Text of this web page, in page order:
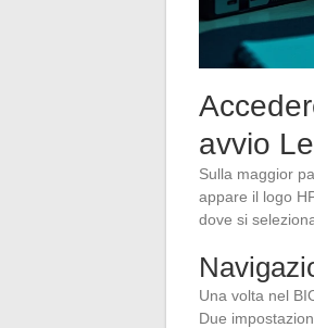
avvio
Sulla maggior
appare il logo
dove si
Una volta nel
Due